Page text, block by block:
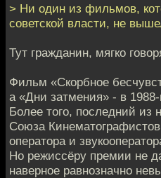
> Ни один из фильмов,
советской власти, не
Тут гражданин, мягко
Фильм «Скорбное
а «Дни затмения» - в
Более того, последний из
Союза
оператора и
Но режиссёру премии не
наверное равнозначно